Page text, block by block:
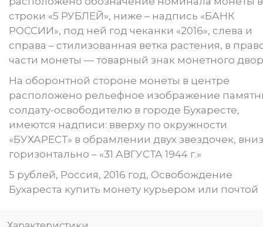
строки «5 РУБЛЕЙ», ниже – надпись «БАНК
РОССИИ», под ней год чеканки «2016», слева и
справа – стилизованная ветка растения, в
части монеты — товарный знак монетного
На оборонтной стороне монеты в центре
расположено рельефное изображение
солдату-освободителю в городе Бухаресте,
имеются надписи: вверху по окружности
«БУХАРЕСТ» в обрамлении двух звездочек,
горизонтально – «31 АВГУСТА 1944 г.»
5 рублей, Россия, 2016 год, Освобождение
Бухареста купить монету курьером или почтой